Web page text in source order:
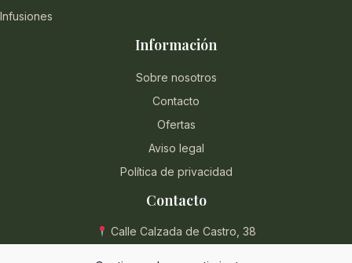
Infusiones
Información
Sobre nosotros
Contacto
Ofertas
Aviso legal
Política de privacidad
Contacto
Calle Calzada de Castro, 38